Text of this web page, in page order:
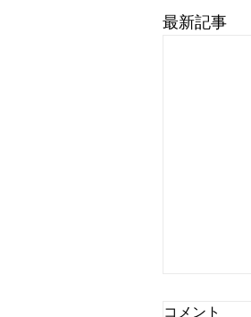
最新記事
コメント